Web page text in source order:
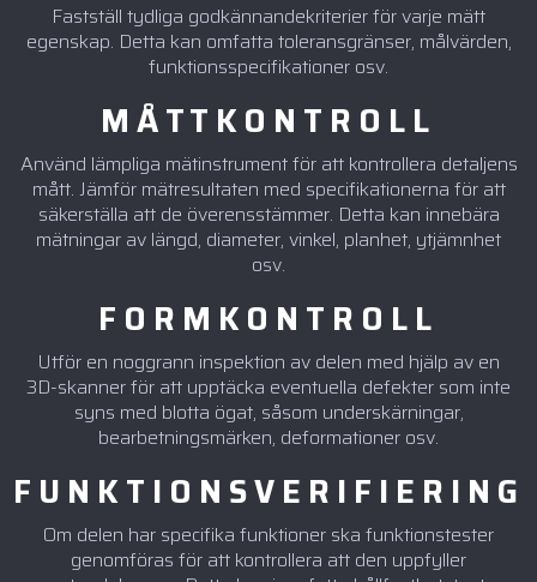
Fastställ tydliga godkännandekriterier för varje mätt
egenskap. Detta kan omfatta toleransgränser, målvärden,
funktionsspecifikationer osv.
MÅTTKONTROLL
Använd lämpliga mätinstrument för att kontrollera detaljens
mått. Jämför mätresultaten med specifikationerna för att
säkerställa att de överensstämmer. Detta kan innebära
mätningar av längd, diameter, vinkel, planhet, ytjämnhet
osv.
FORMKONTROLL
Utför en noggrann inspektion av delen med hjälp av en
3D-skanner för att upptäcka eventuella defekter som inte
syns med blotta ögat, såsom underskärningar,
bearbetningsmärken, deformationer osv.
FUNKTIONSVERIFIERING
Om delen har specifika funktioner ska funktionstester
genomföras för att kontrollera att den uppfyller